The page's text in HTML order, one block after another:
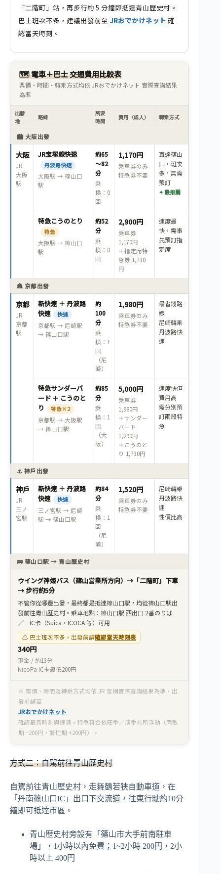
「二階町」站，再步行約 5 分鐘即抵達青山歴史村。
巴士班次不多，建議出發前至 JRおでかけネット 確
認當天時刻。
🗺 電車＋巴士 交通費用比較表
票價・時間・轉乘方式均依 JRおでかけネット 實際查詢結果
為準
出發
地
路線
所要
時間
費用（成人） 轉乘方式
🏙 大阪出發
大阪
JR
大阪
駅
JR宝塚線快速
丹波路快速
大阪駅 → 篠山口
駅
約65
～82
分
乘
換：0
回
1,170円
乘車券のみ
特急券不要
直達篠山
口，班次
多，無需
預訂
✦ 最推薦
特急こうのとり
特急
大阪駅 → 篠山口
駅
約52
分
乘
換：0
回
2,900円
乘車券
1,170円
＋指定席特
急券 1,730
円
速度最
快，需事
先預訂指
定席
🏯 京都出發
京都
JR
京都
駅
新快速 ＋ 丹波路
快速
快速
京都駅 → 尼崎駅
→ 篠山口駅
約
100
分
乘
換：1
回
（尼
崎）
1,980円
乘車券のみ
特急券不要
最省錢路
線
尼崎轉乘
丹波路快
速
特急サンダーバ
ード ＋ こうのと
り
特急×2
京都駅 → 大阪駅
→ 篠山口駅
約85
分
乘
換：1
回
（大
阪）
5,000円
乘車券
1,980円
＋サンダー
バード
1,290円
＋こうのと
り 1,730円
速度快但
費用高
需分別預
訂兩段特
急
⚓ 神戶出發
神戶
JR
三ノ
宮駅
新快速 ＋ 丹波路
快速
快速
三ノ宮駅 → 尼崎
駅 → 篠山口駅
約84
分
乘
換：1
回
（尼
崎）
1,520円
乘車券のみ
特急券不要
尼崎轉乘
丹波路快
速
性價比高
🚌 篠山口駅 → 青山歴史村
ウイング神姫バス（篠山営業所方向）→「二階町」下車
→ 步行約5分
不管你從哪邊出發，最終都是抵達篠山口駅，均從篠山口駅出
發前往青山歴史村。乘車地點：篠山口駅 西出口 2番のりば
／ IC卡（Suica・ICOCA 等）可用
⚠️ 巴士班次不多，出發前請確認當天時刻表
340円
現金 / 約13分
NicoPa IC卡最低200円
※ 票價、時間及轉乘方式均依 JR 官網實際查詢結果為準，出
發前請至
JRおでかけネット
確認最新時刻與運賃。特急料金依旺季／淡季有所浮動（閑散
期 −200円・繁忙期 +200円）。
方式二：自駕前往青山歴史村
自駕前往青山歴史村，走舞鶴若狭自動車道，在
「丹南篠山口IC」出口下交流道，往東行駛約10分
鐘即可抵達市區。
青山歴史村旁設有「篠山市大手前南駐車
場」，1小時以內免費；1~2小時 200円，2小
時以上 400円